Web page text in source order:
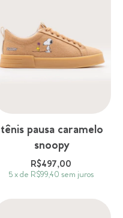
tênis pausa caramelo
snoopy
R$497,00
5 x de R$99,40 sem juros